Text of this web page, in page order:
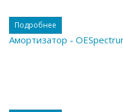
Подробнее
Амортизатор -